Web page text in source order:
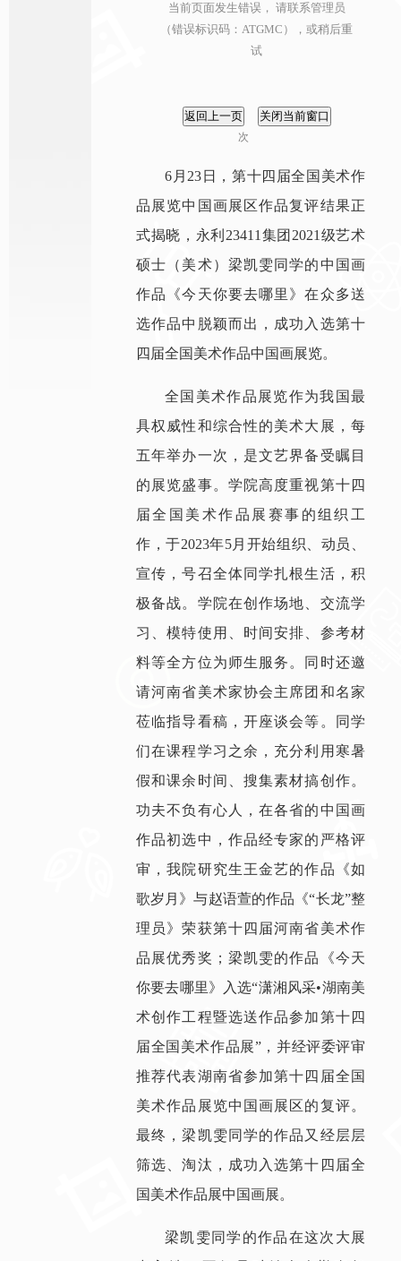
当前页面发生错误， 请联系管理员
（错误标识码：ATGMC），或稍后重
试
次
6月23日，第十四届全国美术作
品展览中国画展区作品复评结果正
式揭晓，永利23411集团2021级艺术
硕士（美术）梁凯雯同学的中国画
作品《今天你要去哪里》在众多送
选作品中脱颖而出，成功入选第十
四届全国美术作品中国画展览。
全国美术作品展览作为我国最
具权威性和综合性的美术大展，每
五年举办一次，是文艺界备受瞩目
的展览盛事。学院高度重视第十四
届全国美术作品展赛事的组织工
作，于2023年5月开始组织、动员、
宣传，号召全体同学扎根生活，积
极备战。学院在创作场地、交流学
习、模特使用、时间安排、参考材
料等全方位为师生服务。同时还邀
请河南省美术家协会主席团和名家
莅临指导看稿，开座谈会等。同学
们在课程学习之余，充分利用寒暑
假和课余时间、搜集素材搞创作。
功夫不负有心人，在各省的中国画
作品初选中，作品经专家的严格评
审，我院研究生王金艺的作品《如
歌岁月》与赵语萱的作品《“长龙”整
理员》荣获第十四届河南省美术作
品展优秀奖；梁凯雯的作品《今天
你要去哪里》入选“潇湘风采•湖南美
术创作工程暨选送作品参加第十四
届全国美术作品展”，并经评委评审
推荐代表湖南省参加第十四届全国
美术作品展览中国画展区的复评。
最终，梁凯雯同学的作品又经层层
筛选、淘汰，成功入选第十四届全
国美术作品展中国画展。
梁凯雯同学的作品在这次大展